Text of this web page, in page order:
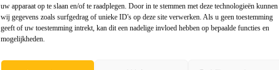
uw apparaat op te slaan en/of te raadplegen. Door in te stemmen met deze technologieën kunnen
wij gegevens zoals surfgedrag of unieke ID's op deze site verwerken. Als u geen toestemming
geeft of uw toestemming intrekt, kan dit een nadelige invloed hebben op bepaalde functies en
mogelijkheden.